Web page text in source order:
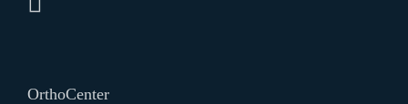
OrthoCenter